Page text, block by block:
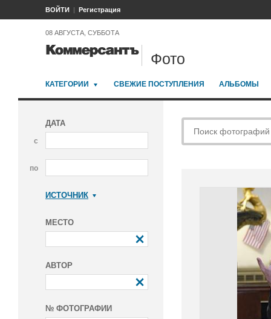
ВОЙТИ Регистрация
08 АВГУСТА, СУББОТА
Фото
КАТЕГОРИИ СВЕЖИЕ ПОСТУПЛЕНИЯ АЛЬБОМЫ
ДАТА
с
по
ИСТОЧНИК
МЕСТО
АВТОР
№ ФОТОГРАФИИ